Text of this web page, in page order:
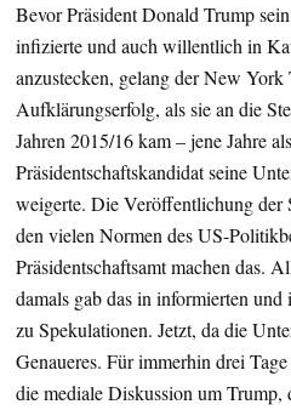
Bevor Präsident Donald Trump
infizierte und auch willentlich in
anzustecken, gelang der New
Aufklärungserfolg, als sie an die
Jahren 2015/16 kam – jene Jahre
Präsidentschaftskandidat seine
weigerte. Die Veröffentlichung der
den vielen Normen des US-
Präsidentschaftsamt machen das.
damals gab das in informierten
zu Spekulationen. Jetzt, da die
Genaueres. Für immerhin drei
die mediale Diskussion um Trump,